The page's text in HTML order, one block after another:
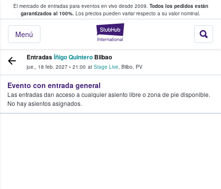
El mercado de entradas para eventos en vivo desde 2009. Todos los pedidos están
garantizados al 100%. Los precios pueden variar respecto a su valor nominal.
StubHub:
Menú
y venta de entradas entre fans
EntradasÍñigo Quintero Bilbao
jue., 18 feb. 2027 • 21:00 at Stage Live, Bilbo, PV
Evento con entrada general
Las entradas dan acceso a cualquier asiento libre o zona de pie disponible.
No hay asientos asignados.